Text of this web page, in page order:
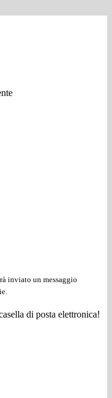
inviato un messaggio
di posta elettronica!